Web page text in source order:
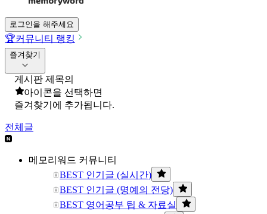
로그인을 해주세요
🏆커뮤니티 랭킹
즐겨찾기
게시판 제목의
아이콘을 선택하면
즐겨찾기에 추가됩니다.
전체글
메모리워드 커뮤니티
BEST 인기글 (실시간)
BEST 인기글 (명예의 전당)
BEST 영어공부 팁 & 자료실